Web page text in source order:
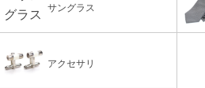
サングラス
アクセサリ